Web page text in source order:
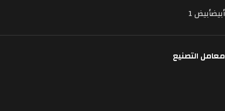
أبيضأبيض1
معامل التصنيع